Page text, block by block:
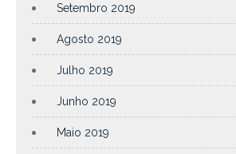
Setembro 2019
Agosto 2019
Julho 2019
Junho 2019
Maio 2019